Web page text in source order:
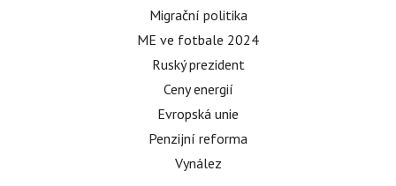
Migrační politika
ME ve fotbale 2024
Ruský prezident
Ceny energií
Evropská unie
Penzijní reforma
Vynález